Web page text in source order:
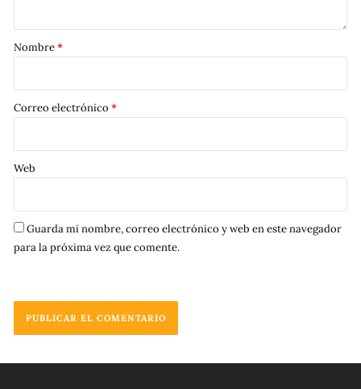
Nombre*
Correo electrónico *
Web
Guarda mi nombre, correo electrónico y web en este navegador
para la próxima vez que comente.